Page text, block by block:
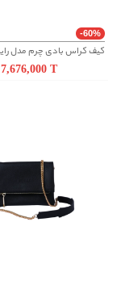
-60%
T 7,676,000